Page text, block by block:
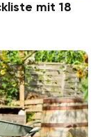
mit 18